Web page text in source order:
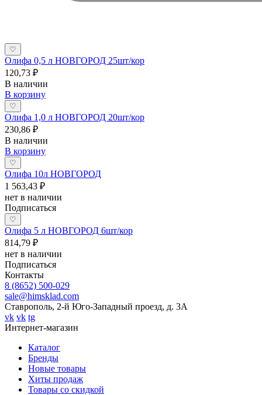
♡
Олифа 0,5 л НОВГОРОД 25шт/кор
120,73 ₽
В наличии
В корзину
♡
Олифа 1,0 л НОВГОРОД 20шт/кор
230,86 ₽
В наличии
В корзину
♡
Олифа 10л НОВГОРОД
1 563,43 ₽
нет в наличии
Подписаться
♡
Олифа 5 л НОВГОРОД 6шт/кор
814,79 ₽
нет в наличии
Подписаться
Контакты
8 (8652) 500-029
sale@himsklad.com
Ставрополь, 2-й Юго-Западный проезд, д. 3А
vk vk tg
Интернет-магазин
Каталог
Бренды
Новые товары
Хиты продаж
Товары со скидкой